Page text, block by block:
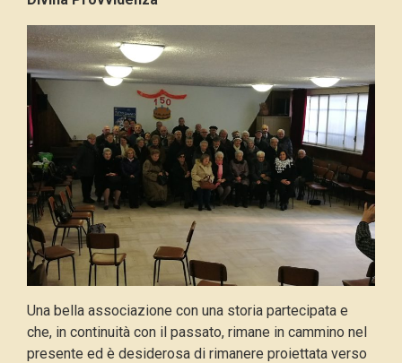
Una bella associazione con una storia partecipata e
che, in continuità con il passato, rimane in cammino nel
presente ed è desiderosa di rimanere proiettata verso